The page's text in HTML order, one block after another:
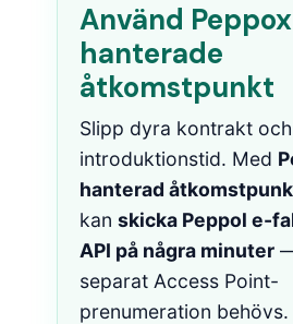
Använd Peppox
hanterade
åtkomstpunkt
Slipp dyra kontrakt
introduktionstid. Med
hanterad
kanskicka Peppol e-
API på några minuter
separat Access Point-
prenumeration